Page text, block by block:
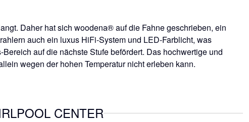
Daher hat sich woodena® auf die Fahne geschrieben, ein
auch ein luxus HiFi-System und LED-Farblicht, was
auf die nächste Stufe befördert. Das hochwertige und
wegen der hohen Temperatur nicht erleben kann.
CENTER